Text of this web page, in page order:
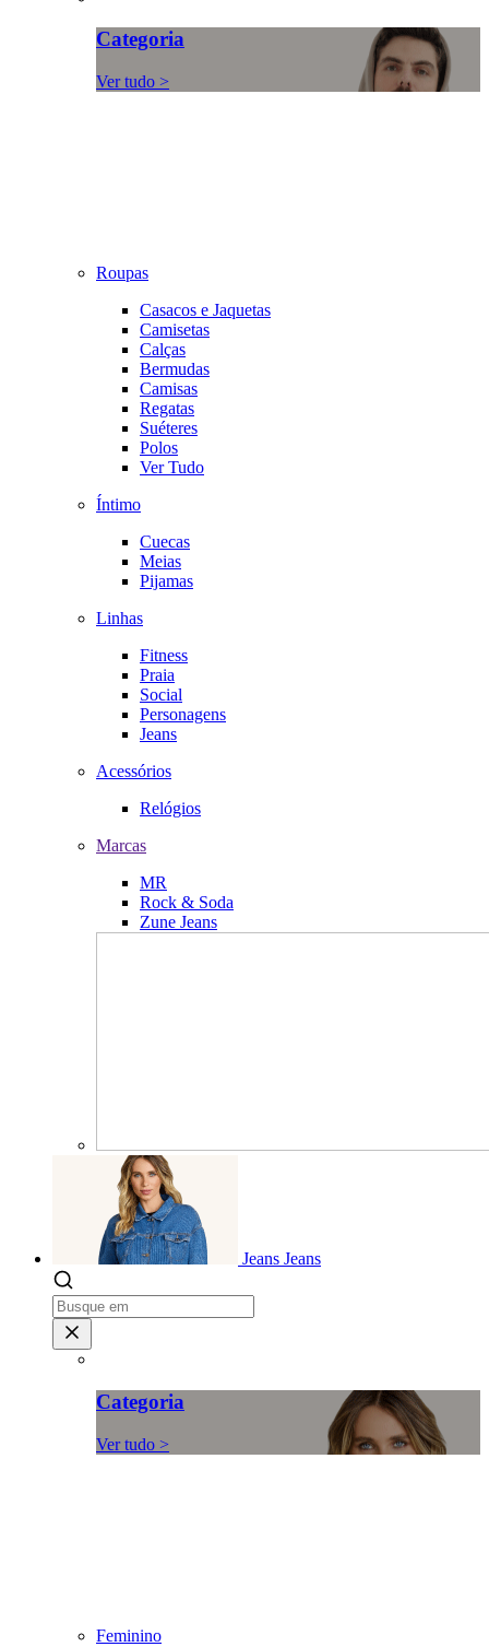
Categoria
Ver tudo >
Roupas
Casacos e Jaquetas
Camisetas
Calças
Bermudas
Camisas
Regatas
Suéteres
Polos
Ver Tudo
Íntimo
Cuecas
Meias
Pijamas
Linhas
Fitness
Praia
Social
Personagens
Jeans
Acessórios
Relógios
Marcas
MR
Rock & Soda
Zune Jeans
Jeans Jeans
Categoria
Ver tudo >
Feminino